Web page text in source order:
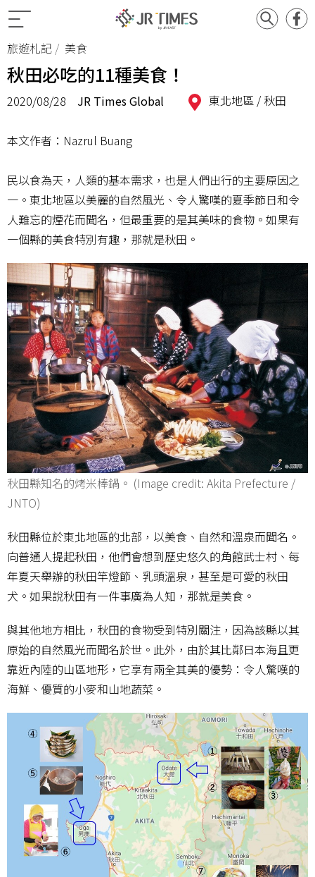
旅遊札記 美食
秋田必吃的11種美食！
2020/08/28 JR Times Global 東北地區 / 秋田
本文作者：Nazrul Buang
民以食為天，人類的基本需求，也是人們出行的主要原因之
一。東北地區以美麗的自然風光、令人驚嘆的夏季節日和令
人難忘的煙花而聞名，但最重要的是其美味的食物。如果有
一個縣的美食特別有趣，那就是秋田。
秋田縣知名的烤米棒鍋。 (Image credit: Akita Prefecture /
JNTO)
秋田縣位於東北地區的北部，以美食、自然和溫泉而聞名。
向普通人提起秋田，他們會想到歷史悠久的角館武士村、每
年夏天舉辦的秋田竿燈節、乳頭溫泉，甚至是可愛的秋田
犬。如果說秋田有一件事廣為人知，那就是美食。
與其他地方相比，秋田的食物受到特別關注，因為該縣以其
原始的自然風光而聞名於世。此外，由於其比鄰日本海且更
靠近內陸的山區地形，它享有兩全其美的優勢：令人驚嘆的
海鮮、優質的小麥和山地蔬菜。